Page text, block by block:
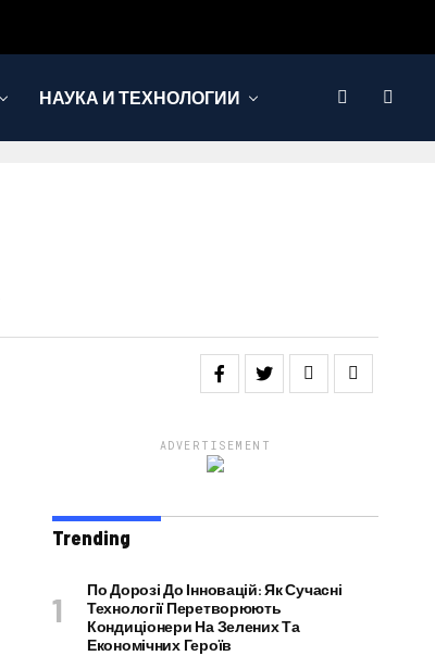
НАУКА И ТЕХНОЛОГИИ
ADVERTISEMENT
Trending
По Дорозі До Інновацій: Як Сучасні
Технології Перетворюють
Кондиціонери На Зелених Та
Економічних Героїв